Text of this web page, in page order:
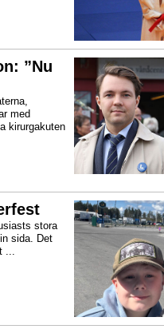
”Nu
med
kirurgakuten
stora
sida. Det
...